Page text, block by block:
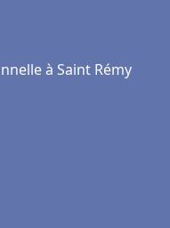
à Saint Rémy